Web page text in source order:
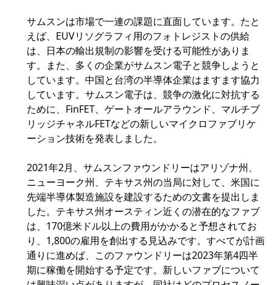
サムスンは市場で一連の課題に直面しています。たと
えば、EUVリソグラフィ用のフォトレジストの供給
は、日本の輸出規制の影響を受ける可能性がありま
す。また、多くの企業がサムスン電子と競争しようと
しています。中国と台湾の半導体企業はますます協力
しています。サムスン電子は、競争の激化に対抗する
ために、FinFET、ゲートオールアラウンド、マルチブ
リッジチャネルFETなどの新しいマイクロファブリケ
ーション技術を発表しました。
2021年2月、サムスンファウンドリーはアリゾナ州、
ニューヨーク州、テキサス州の当局に対して、米国に
先端半導体製造施設を建設するための文書を提出しま
した。テキサス州オースティン近くの潜在的なファブ
は、170億米ドル以上の費用がかかると予想されてお
り、1,800の雇用を創出する見込みです。すべてが計画
通りに進めば、このファウンドリーは2023年第4四半
期に稼働を開始する予定です。新しいファブについて